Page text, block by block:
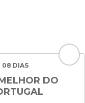
08 DIAS
DO